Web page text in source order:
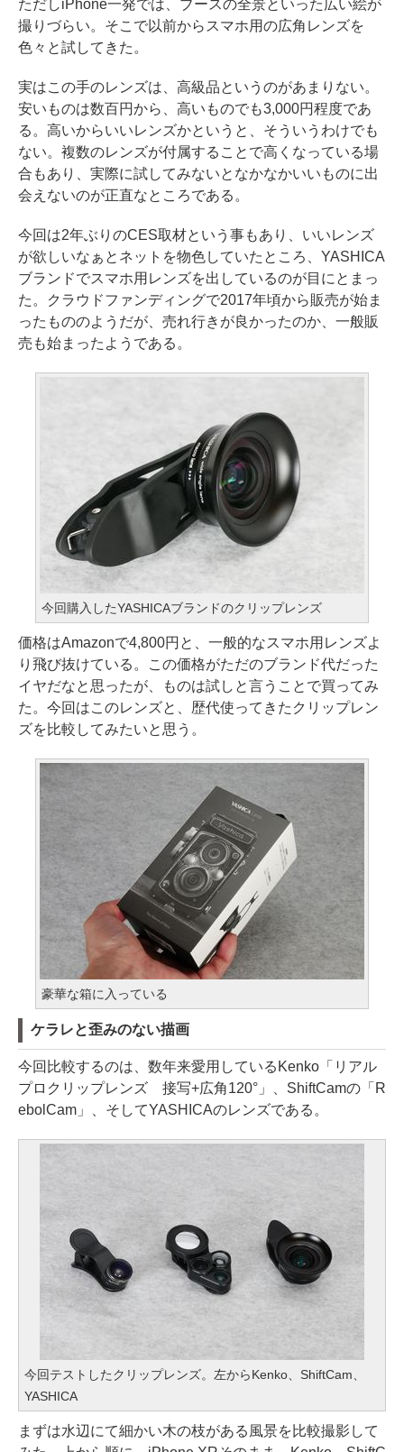
ただしiPhone一発では、ブースの全景といった広い絵が
撮りづらい。そこで以前からスマホ用の広角レンズを
色々と試してきた。
実はこの手のレンズは、高級品というのがあまりない。
安いものは数百円から、高いものでも3,000円程度であ
る。高いからいいレンズかというと、そういうわけでも
ない。複数のレンズが付属することで高くなっている場
合もあり、実際に試してみないとなかなかいいものに出
会えないのが正直なところである。
今回は2年ぶりのCES取材という事もあり、いいレンズ
が欲しいなぁとネットを物色していたところ、YASHICA
ブランドでスマホ用レンズを出しているのが目にとまっ
た。クラウドファンディングで2017年頃から販売が始ま
ったもののようだが、売れ行きが良かったのか、一般販
売も始まったようである。
今回購入したYASHICAブランドのクリップレンズ
価格はAmazonで4,800円と、一般的なスマホ用レンズよ
り飛び抜けている。この価格がただのブランド代だった
イヤだなと思ったが、ものは試しと言うことで買ってみ
た。今回はこのレンズと、歴代使ってきたクリップレン
ズを比較してみたいと思う。
豪華な箱に入っている
ケラレと歪みのない描画
今回比較するのは、数年来愛用しているKenko「リアル
プロクリップレンズ 接写+広角120°」、ShiftCamの「R
ebolCam」、そしてYASHICAのレンズである。
今回テストしたクリップレンズ。左からKenko、ShiftCam、
YASHICA
まずは水辺にて細かい木の枝がある風景を比較撮影して